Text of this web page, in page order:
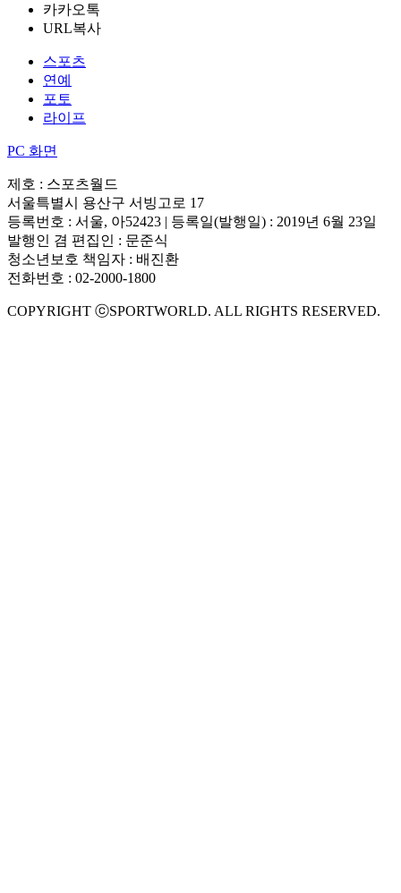
카카오톡
URL복사
스포츠
연예
포토
라이프
PC 화면
제호 : 스포츠월드
서울특별시 용산구 서빙고로 17
등록번호 : 서울, 아52423 | 등록일(발행일) : 2019년 6월 23일
발행인 겸 편집인 : 문준식
청소년보호 책임자 : 배진환
전화번호 : 02-2000-1800
COPYRIGHT ⓒSPORTWORLD. ALL RIGHTS RESERVED.